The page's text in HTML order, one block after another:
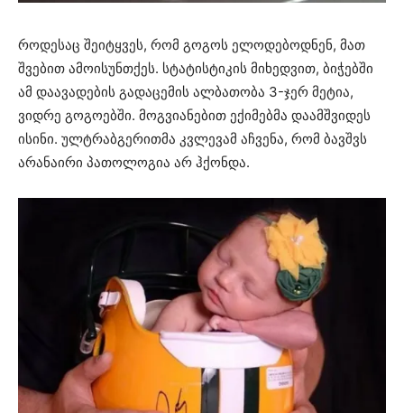
როდესაც შეიტყვეს, რომ გოგოს ელოდებოდნენ, მათ
შვებით ამოისუნთქეს. სტატისტიკის მიხედვით, ბიჭებში
ამ დაავადების გადაცემის ალბათობა 3-ჯერ მეტია,
ვიდრე გოგოებში. მოგვიანებით ექიმებმა დაამშვიდეს
ისინი. ულტრაბგერითმა კვლევამ აჩვენა, რომ ბავშვს
არანაირი პათოლოგია არ ჰქონდა.